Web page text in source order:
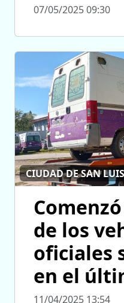
07/05/2025 09:30
CIUDAD DE SAN LUIS
de los
oficiales
en el
11/04/2025 13:54